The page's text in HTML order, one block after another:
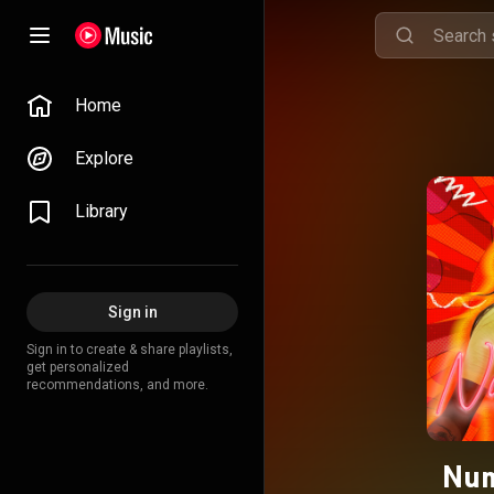
Home
Explore
Library
Sign in
Sign in to create & share playlists,
get personalized
recommendations, and more.